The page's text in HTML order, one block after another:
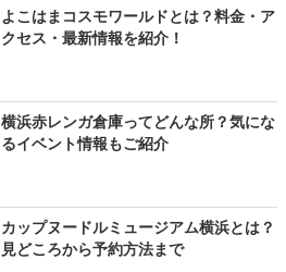
よこはまコスモワールドとは？料金・ア
クセス・最新情報を紹介！
横浜赤レンガ倉庫ってどんな所？気にな
るイベント情報もご紹介
カップヌードルミュージアム横浜とは？
見どころから予約方法まで